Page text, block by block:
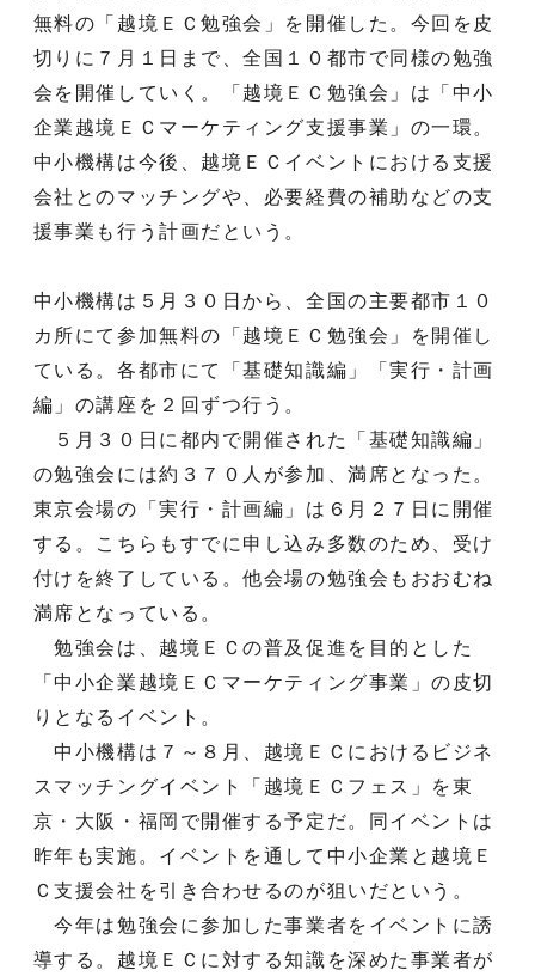
無料の「越境ＥＣ勉強会」を開催した。今回を皮
切りに７月１日まで、全国１０都市で同様の勉強
会を開催していく。「越境ＥＣ勉強会」は「中小
企業越境ＥＣマーケティング支援事業」の一環。
中小機構は今後、越境ＥＣイベントにおける支援
会社とのマッチングや、必要経費の補助などの支
援事業も行う計画だという。
中小機構は５月３０日から、全国の主要都市１０
カ所にて参加無料の「越境ＥＣ勉強会」を開催し
ている。各都市にて「基礎知識編」「実行・計画
編」の講座を２回ずつ行う。
５月３０日に都内で開催された「基礎知識編」
の勉強会には約３７０人が参加、満席となった。
東京会場の「実行・計画編」は６月２７日に開催
する。こちらもすでに申し込み多数のため、受け
付けを終了している。他会場の勉強会もおおむね
満席となっている。
勉強会は、越境ＥＣの普及促進を目的とした
「中小企業越境ＥＣマーケティング事業」の皮切
りとなるイベント。
中小機構は７～８月、越境ＥＣにおけるビジネ
スマッチングイベント「越境ＥＣフェス」を東
京・大阪・福岡で開催する予定だ。同イベントは
昨年も実施。イベントを通して中小企業と越境Ｅ
Ｃ支援会社を引き合わせるのが狙いだという。
今年は勉強会に参加した事業者をイベントに誘
導する。越境ＥＣに対する知識を深めた事業者が